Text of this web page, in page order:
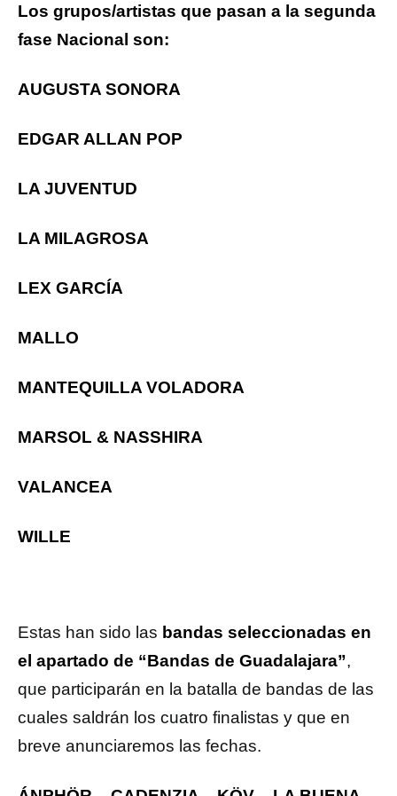
Los grupos/artistas que pasan a la segunda
fase Nacional son:
AUGUSTA SONORA
EDGAR ALLAN POP
LA JUVENTUD
LA MILAGROSA
LEX GARCÍA
MALLO
MANTEQUILLA VOLADORA
MARSOL & NASSHIRA
VALANCEA
WILLE
Estas han sido las bandas seleccionadas en
el apartado de “Bandas de Guadalajara”,
que participarán en la batalla de bandas de las
cuales saldrán los cuatro finalistas y que en
breve anunciaremos las fechas.